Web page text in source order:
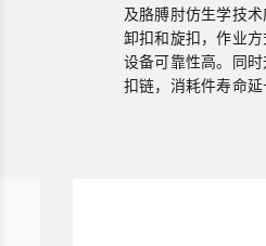
及胳膊肘仿生学技
卸扣和旋扣，作业方
设备可靠性高。同
扣链，消耗件寿命延